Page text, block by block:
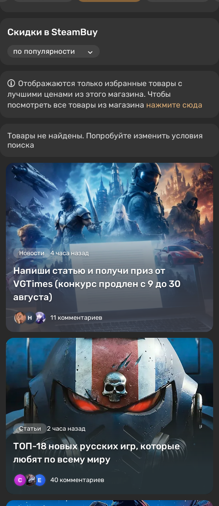
Скидки в SteamBuy
Отображаются только избранные товары с
лучшими ценами из этого магазина. Чтобы
посмотреть все товары из магазина нажмите сюда
Товары не найдены. Попробуйте изменить условия
поиска
Новости 4 часа назад
Напиши статью и получи приз от
VGTimes (конкурс продлен с 9 до 30
августа)
11 комментариев
Статьи 2 часа назад
ТОП-18 новых русских игр, которые
любят по всему миру
40 комментариев